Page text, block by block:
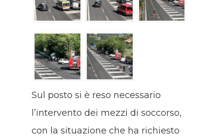
Sul posto si è reso necessario
l’intervento dei mezzi di soccorso,
con la situazione che ha richiesto